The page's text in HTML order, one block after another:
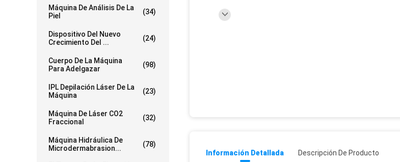
Máquina De Análisis De La
Piel
(34)
Dispositivo Del Nuevo
Crecimiento Del ...
(24)
Cuerpo De La Máquina
Para Adelgazar
(98)
IPL Depilación Láser De La
Máquina
(23)
Máquina De Láser CO2
Fraccional
(32)
Máquina Hidráulica De
Microdermabrasion...
(78)
Información Detallada Descripción De Producto